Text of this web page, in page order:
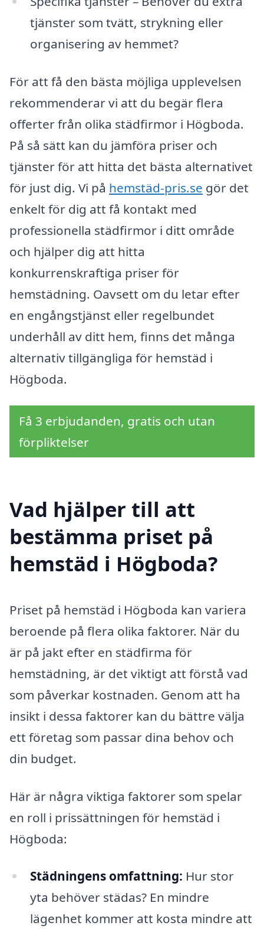
tjänster som tvätt, strykning eller
organisering av hemmet?
För att få den bästa möjliga upplevelsen
rekommenderar vi att du begär flera
offerter från olika städfirmor i Högboda.
På så sätt kan du jämföra priser och
tjänster för att hitta det bästa alternativet
för just dig. Vi på hemstäd-pris.se gör det
enkelt för dig att få kontakt med
professionella städfirmor i ditt område
och hjälper dig att hitta
konkurrenskraftiga priser för
hemstädning. Oavsett om du letar efter
en engångstjänst eller regelbundet
underhåll av ditt hem, finns det många
alternativ tillgängliga för hemstäd i
Högboda.
Få 3 erbjudanden, gratis och utan
förpliktelser
Vad hjälper till att
bestämma priset på
hemstäd i Högboda?
Priset på hemstäd i Högboda kan variera
beroende på flera olika faktorer. När du
är på jakt efter en städfirma för
hemstädning, är det viktigt att förstå vad
som påverkar kostnaden. Genom att ha
insikt i dessa faktorer kan du bättre välja
ett företag som passar dina behov och
din budget.
Här är några viktiga faktorer som spelar
en roll i prissättningen för hemstäd i
Högboda:
Städningens omfattning: Hur stor
yta behöver städas? En mindre
lägenhet kommer att kosta mindre att